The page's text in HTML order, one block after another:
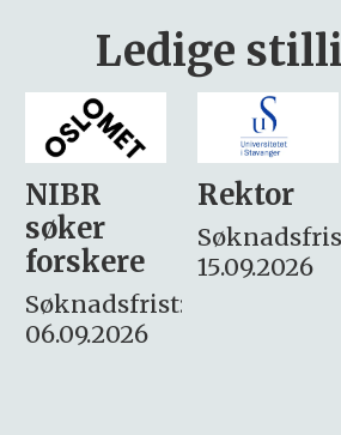
Ledige
Rektor
Søknadsfrist:
15.09.2026
innen
miljøkjemi